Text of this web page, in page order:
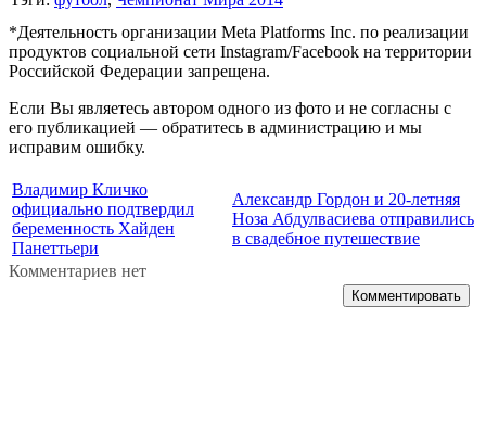
*Деятельность организации Meta Platforms Inc. по реализации
продуктов социальной сети Instagram/Facebook на территории
Российской Федерации запрещена.
Если Вы являетесь автором одного из фото и не согласны с
его публикацией — обратитесь в администрацию и мы
исправим ошибку.
Владимир Кличко
официально подтвердил
беременность Хайден
Панеттьери
Александр Гордон и 20-летняя
Ноза Абдулвасиева отправились
в свадебное путешествие
Комментариев нет
Комментировать